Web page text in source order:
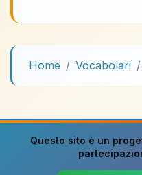
Home Vocabolari
Questo sito è un